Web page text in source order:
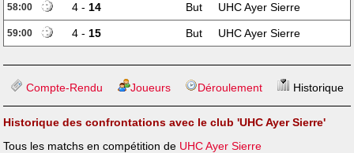
58:00 4 - 14 But UHC Ayer Sierre
59:00 4 - 15 But UHC Ayer Sierre
Compte-Rendu Joueurs Déroulement Historique
Historique des confrontations avec le club 'UHC Ayer Sierre'
Tous les matchs en compétition de UHC Ayer Sierre